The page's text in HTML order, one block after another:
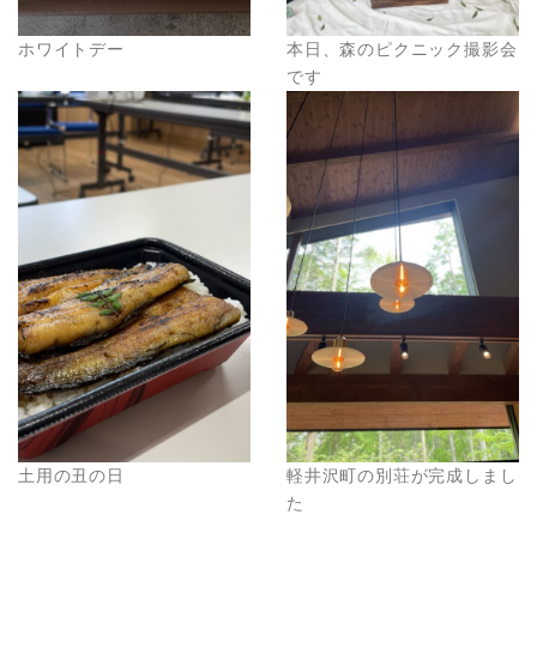
ホワイトデー
本日、森のピクニック撮影会
です
土用の丑の日
軽井沢町の別荘が完成しまし
た